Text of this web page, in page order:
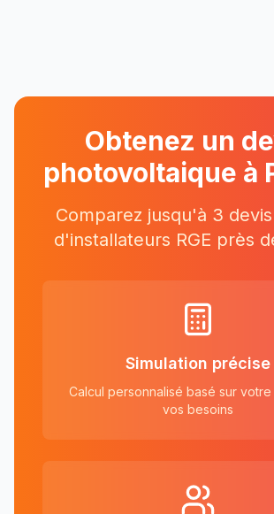
Obtenez un
photovoltaique à
Comparez jusqu'à 3
d'installateurs RGE près
Simulation précise
Calcul personnalisé basé sur
vos besoins